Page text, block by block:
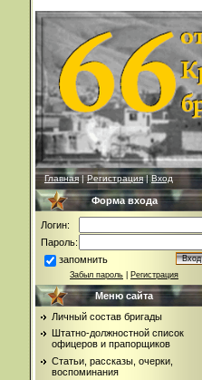
Главная|Регистрация|Вход
Форма входа
Логин:
Пароль:
запомнить
Забыл пароль Регистрация
Меню сайта
Личный состав бригады
Штатно-должностной список
офицеров и прапорщиков
Статьи, рассказы, очерки,
воспоминания